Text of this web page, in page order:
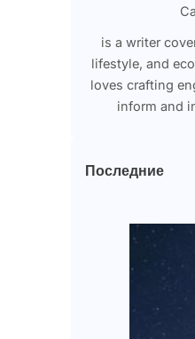
is a writer
lifestyle, and
loves crafting
inform and
Последние